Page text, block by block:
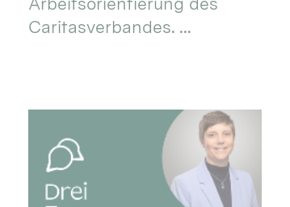
Caritasverbandes. ...